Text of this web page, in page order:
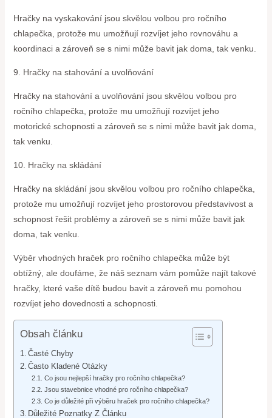
Hračky na vyskakování jsou skvělou volbou pro ročního
chlapečka, protože mu umožňují rozvíjet jeho rovnováhu a
koordinaci a zároveň se s nimi může bavit jak doma, tak venku.
9. Hračky na stahování a uvolňování
Hračky na stahování a uvolňování jsou skvělou volbou pro
ročního chlapečka, protože mu umožňují rozvíjet jeho
motorické schopnosti a zároveň se s nimi může bavit jak doma,
tak venku.
10. Hračky na skládání
Hračky na skládání jsou skvělou volbou pro ročního chlapečka,
protože mu umožňují rozvíjet jeho prostorovou představivost a
schopnost řešit problémy a zároveň se s nimi může bavit jak
doma, tak venku.
Výběr vhodných hraček pro ročního chlapečka může být
obtížný, ale doufáme, že náš seznam vám pomůže najít takové
hračky, které vaše dítě budou bavit a zároveň mu pomohou
rozvíjet jeho dovednosti a schopnosti.
Obsah článku
Časté Chyby
Často Kladené Otázky
Co jsou nejlepší hračky pro ročního chlapečka?
Jsou stavebnice vhodné pro ročního chlapečka?
Co je důležité při výběru hraček pro ročního chlapečka?
Důležité Poznatky Z Článku